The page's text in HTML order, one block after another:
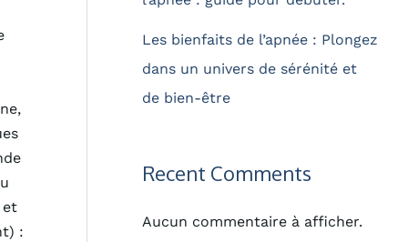
et
:
Les bienfaits de l’apnée : Plongez
dans un univers de sérénité et
de bien-être
Recent Comments
Aucun commentaire à afficher.